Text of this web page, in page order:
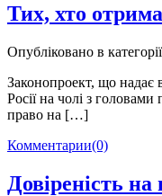
Тих, хто
Опубліковано в категорії
Законопроект, що надає
Росії на чолі з
право на […]
Комментарии(0)
Довіреність